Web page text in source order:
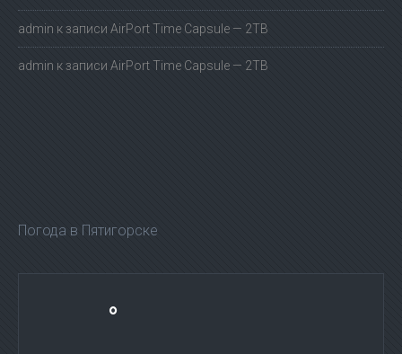
admin к записи AirPort Time Capsule — 2TB
admin к записи AirPort Time Capsule — 2TB
Погода в Пятигорске
°